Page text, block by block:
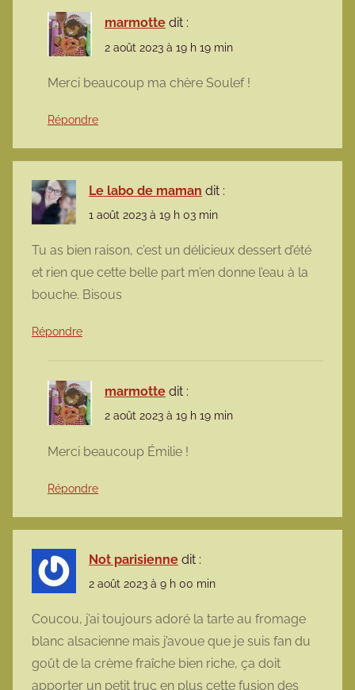
marmotte dit :
2 août 2023 à 19 h 19 min
Merci beaucoup ma chère Soulef !
Répondre
Le labo de maman dit :
1 août 2023 à 19 h 03 min
Tu as bien raison, c’est un délicieux dessert d’été
et rien que cette belle part m’en donne l’eau à la
bouche. Bisous
Répondre
marmotte dit :
2 août 2023 à 19 h 19 min
Merci beaucoup Émilie !
Répondre
Not parisienne dit :
2 août 2023 à 9 h 00 min
Coucou, j’ai toujours adoré la tarte au fromage
blanc alsacienne mais j’avoue que je suis fan du
goût de la crème fraîche bien riche, ça doit
apporter un petit truc en plus cette fusion des